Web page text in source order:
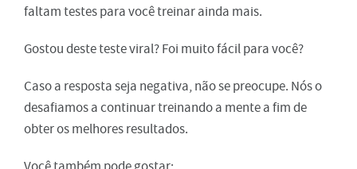
faltam testes para você treinar ainda mais.
Gostou deste teste viral? Foi muito fácil para você?
Caso a resposta seja negativa, não se preocupe. Nós o
desafiamos a continuar treinando a mente a fim de
obter os melhores resultados.